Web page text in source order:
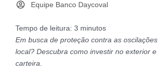
Equipe Banco Daycoval
Tempo de leitura: 3 minutos
Em busca de proteção contra as
local? Descubra como investir no exterior
carteira.